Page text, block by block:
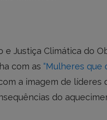
e Justiça Climática do
com as “Mulheres que
a imagem de líderes
do